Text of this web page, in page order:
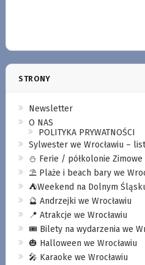
STRONY
Newsletter
O NAS
POLITYKA PRYWATNOŚCI
Sylwester we Wrocławiu –
⛄️ Ferie / półkolonie Zimowe
⛱️ Plaże i beach bary we
⛺️Weekend na Dolnym
🔮 Andrzejki we Wrocławiu
📍 Atrakcje we Wrocławiu
🎟️ Bilety na wydarzenia we
🎃 Halloween we Wrocławiu
🎤 Karaoke we Wrocławiu